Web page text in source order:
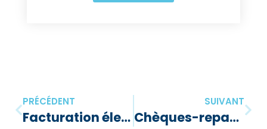
PRÉCÉDENT
Facturation électronique via le réseau Peppol obligatoire en Belgique : période de tolérance jusqu’au 31 mars 2026
SUIVANT
Chèques-repas 2026 : comment obtenir jusqu’à 440 € nets supplémentaires par an pour les dirigeants d’entreprise ?